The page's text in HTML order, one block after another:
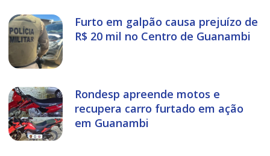
Furto em galpão causa prejuízo de
R$ 20 mil no Centro de Guanambi
Rondesp apreende motos e
recupera carro furtado em ação
em Guanambi